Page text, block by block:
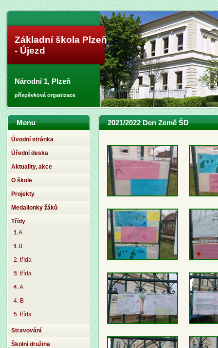
Základní škola Plzeň
- Újezd
Národní 1, Plzeň
příspěvková organizace
2021/2022 Den Země ŠD
Menu
Úvodní stránka
Úřední deska
Aktuality, akce
O škole
Projekty
Medailonky žáků
Třídy
1.A
1.B
2. třída
3. třída
4. A
4. B
5. třída
Stravování
Školní družina